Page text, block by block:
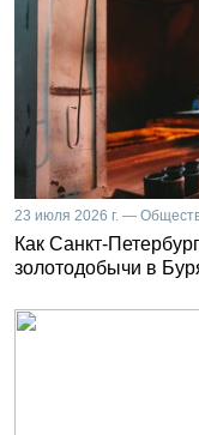
23 июля 2026 г. —
Как Санкт-
золотодобычи в